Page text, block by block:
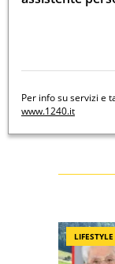
Per info su servizi e
www.1240.it
LIFESTYLE